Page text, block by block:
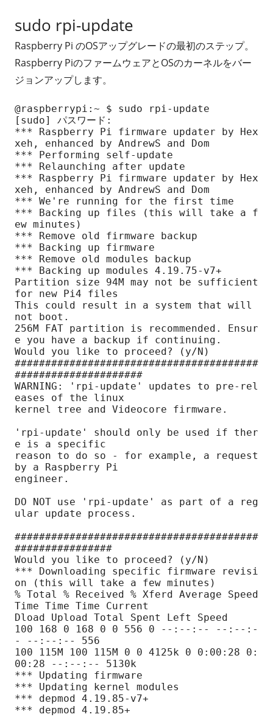
sudo rpi-update
Raspberry Pi のOSアップグレードの最初のステップ。
Raspberry PiのファームウェアとOSのカーネルをバー
ジョンアップします。
@raspberrypi:~ $ sudo rpi-update
[sudo] パスワード:
*** Raspberry Pi firmware updater by Hex
xeh, enhanced by AndrewS and Dom
*** Performing self-update
*** Relaunching after update
*** Raspberry Pi firmware updater by Hex
xeh, enhanced by AndrewS and Dom
*** We're running for the first time
*** Backing up files (this will take a f
ew minutes)
*** Remove old firmware backup
*** Backing up firmware
*** Remove old modules backup
*** Backing up modules 4.19.75-v7+
Partition size 94M may not be sufficient
for new Pi4 files
This could result in a system that will
not boot.
256M FAT partition is recommended. Ensur
e you have a backup if continuing.
Would you like to proceed? (y/N)
########################################
#####################
WARNING: 'rpi-update' updates to pre-rel
eases of the linux
kernel tree and Videocore firmware.
'rpi-update' should only be used if ther
e is a specific
reason to do so - for example, a request
by a Raspberry Pi
engineer.
DO NOT use 'rpi-update' as part of a reg
ular update process.
########################################
################
Would you like to proceed? (y/N)
*** Downloading specific firmware revisi
on (this will take a few minutes)
% Total % Received % Xferd Average Speed
Time Time Time Current
Dload Upload Total Spent Left Speed
100 168 0 168 0 0 556 0 --:--:-- --:--:-
- --:--:-- 556
100 115M 100 115M 0 0 4125k 0 0:00:28 0:
00:28 --:--:-- 5130k
*** Updating firmware
*** Updating kernel modules
*** depmod 4.19.85-v7+
*** depmod 4.19.85+